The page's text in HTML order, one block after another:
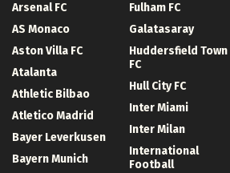
Arsenal FC
AS Monaco
Aston Villa FC
Atalanta
Athletic Bilbao
Atletico Madrid
Bayer Leverkusen
Bayern Munich
Fulham FC
Galatasaray
Huddersfield Town
FC
Hull City FC
Inter Miami
Inter Milan
International
Football